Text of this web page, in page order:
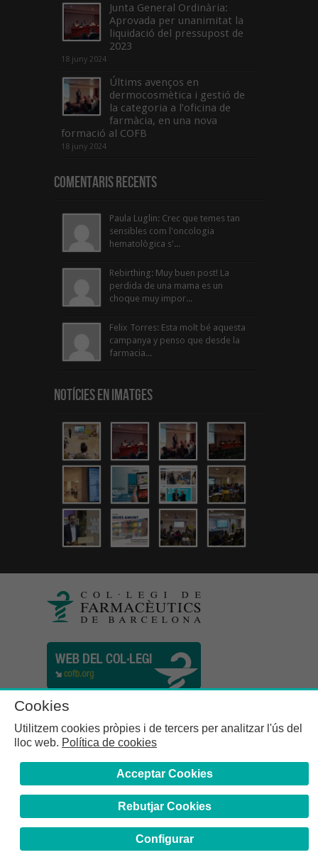
Junta General Ordinària:
Aprovada per unanimitat la
liquidació del pressupost de
2023
18 juny 2024
Últims avenços en
dermocosmètica i gestió de
la categoria a l’oficina de
farmàcia, en una nova
formació al COFB
18 juny 2024
Comentaris Recents
Paula Luglin: Crec que temes tan
sensibles com l'oncologia
hematològica s'...
Rebirthing: Muy buen post! La
perdida de una mama es un
choque muy impor...
Felix Torres: Esta molt bé aquesta
campanya y penso que desde la
farmacia...
Notícies en Imatges
Col·legi de Farmacèutics de la Província de Barcelona | C.
Girona, n° 64-66 - 08009 Barcelona | Tel. (34) 932 44 07 10
Cookies
Utilitzem cookies pròpies i de tercers per analitzar l'ús del
lloc web. Política de cookies
Acceptar Cookies
Rebutjar Cookies
Configurar